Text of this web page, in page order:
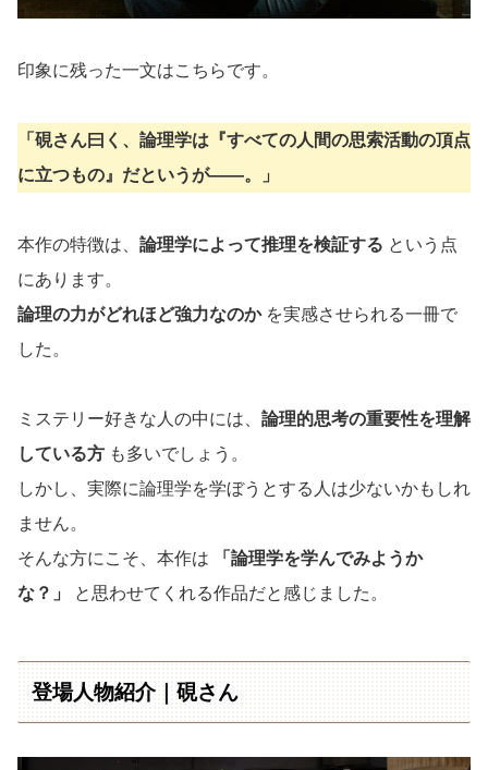
印象に残った一文はこちらです。
「硯さん曰く、論理学は『すべての人間の思索活動の頂点
に立つもの』だというが——。」
本作の特徴は、 論理学によって推理を検証する という点
にあります。
論理の力がどれほど強力なのかを実感させられる一冊で
した。
ミステリー好きな人の中には、 論理的思考の重要性を理解
している方 も多いでしょう。
しかし、実際に論理学を学ぼうとする人は少ないかもしれ
ません。
そんな方にこそ、本作は
「論理学を学んでみようか
な？」
と思わせてくれる作品だと感じました。
登場人物紹介｜硯さん